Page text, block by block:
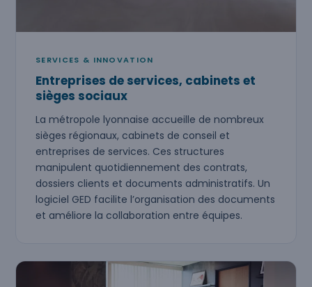
SERVICES & INNOVATION
Entreprises de services, cabinets et
sièges sociaux
La métropole lyonnaise accueille de nombreux
sièges régionaux, cabinets de conseil et
entreprises de services. Ces structures
manipulent quotidiennement des contrats,
dossiers clients et documents administratifs. Un
logiciel GED facilite l’organisation des documents
et améliore la collaboration entre équipes.